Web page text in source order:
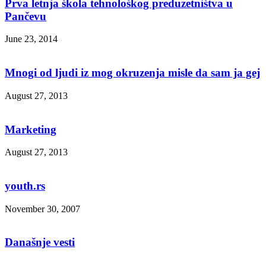
Prva letnja škola tehnološkog preduzetništva u
Pančevu
June 23, 2014
Mnogi od ljudi iz mog okruzenja misle da sam ja gej
August 27, 2013
Marketing
August 27, 2013
youth.rs
November 30, 2007
Današnje vesti